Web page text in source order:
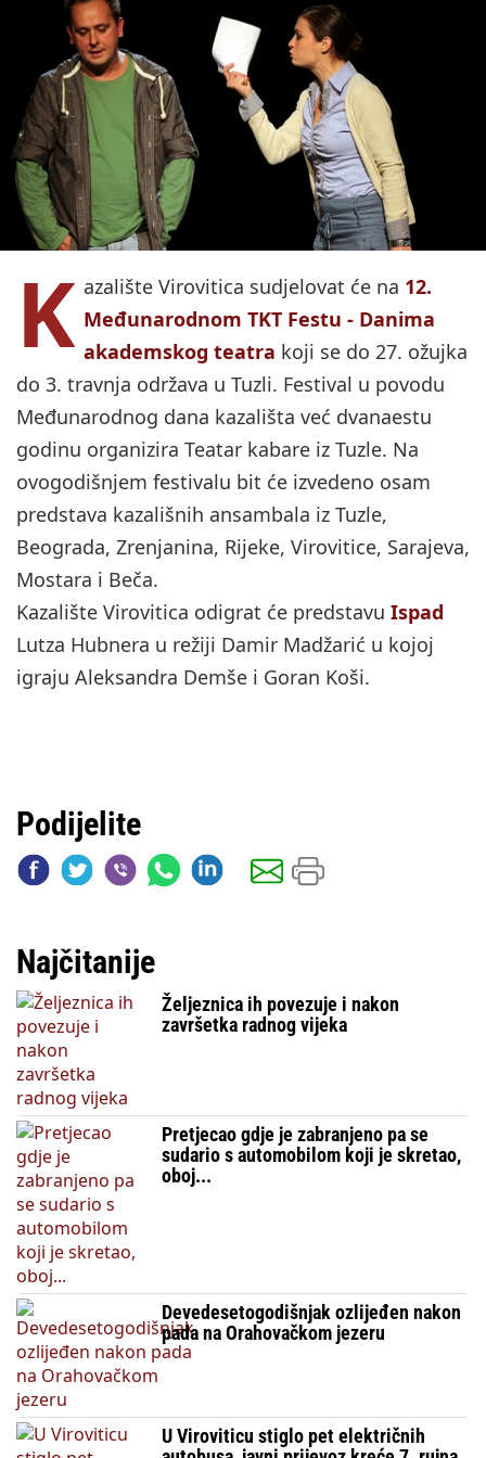
K azalište Virovitica sudjelovat će na 12.
Međunarodnom TKT Festu - Danima
akademskog teatra koji se do 27. ožujka
do 3. travnja održava u Tuzli. Festival u povodu
Međunarodnog dana kazališta već dvanaestu
godinu organizira Teatar kabare iz Tuzle. Na
ovogodišnjem festivalu bit će izvedeno osam
predstava kazališnih ansambala iz Tuzle,
Beograda, Zrenjanina, Rijeke, Virovitice, Sarajeva,
Mostara i Beča.
Kazalište Virovitica odigrat će predstavu Ispad
Lutza Hubnera u režiji Damir Madžarić u kojoj
igraju Aleksandra Demše i Goran Koši.
Podijelite
Najčitanije
Željeznica ih povezuje i nakon
završetka radnog vijeka
Pretjecao gdje je zabranjeno pa se
sudario s automobilom koji je skretao,
oboj...
Devedesetogodišnjak ozlijeđen nakon
pada na Orahovačkom jezeru
U Viroviticu stiglo pet električnih